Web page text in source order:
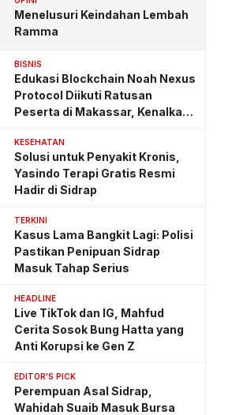
Menelusuri Keindahan Lembah
Ramma
BISNIS
Edukasi Blockchain Noah Nexus
Protocol Diikuti Ratusan
Peserta di Makassar, Kenalkan
KESEHATAN
Solusi untuk Penyakit Kronis,
Yasindo Terapi Gratis Resmi
Hadir di Sidrap
TERKINI
Kasus Lama Bangkit Lagi: Polisi
Pastikan Penipuan Sidrap
Masuk Tahap Serius
HEADLINE
Live TikTok dan IG, Mahfud
Cerita Sosok Bung Hatta yang
Anti Korupsi ke Gen Z
EDITOR'S PICK
Perempuan Asal Sidrap,
Wahidah Suaib Masuk Bursa